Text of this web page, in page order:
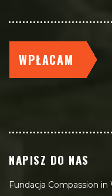
WPŁACAM
NAPISZ DO NAS
Fundacja Compassion